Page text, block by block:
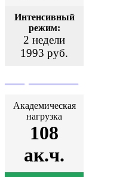
Интенсивный
режим:
2 недели
1993 руб.
Академическая
нагрузка
108
ак.ч.